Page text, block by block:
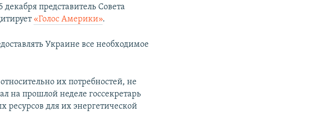
представитель Совета
«Голос Америки».
Украине все необходимое
их потребностей, не
на прошлой неделе госсекретарь
ресурсов для их энергетической